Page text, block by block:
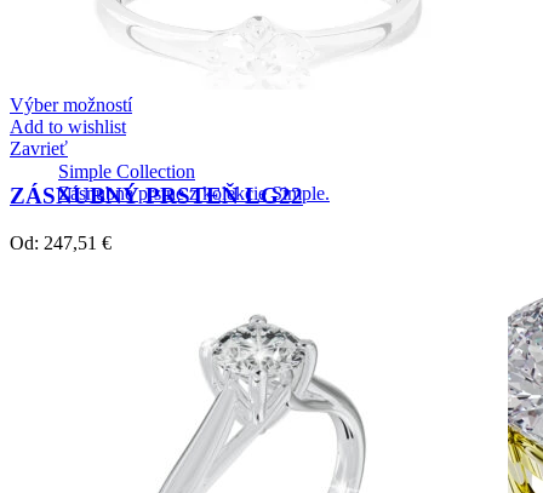
Simple Collection
Zásnubné prstne z kolekcie Simple.
Výber možností
Add to wishlist
Zavrieť
ZÁSNUBNÝ PRSTEŇ LG22
Od: 247,51 €